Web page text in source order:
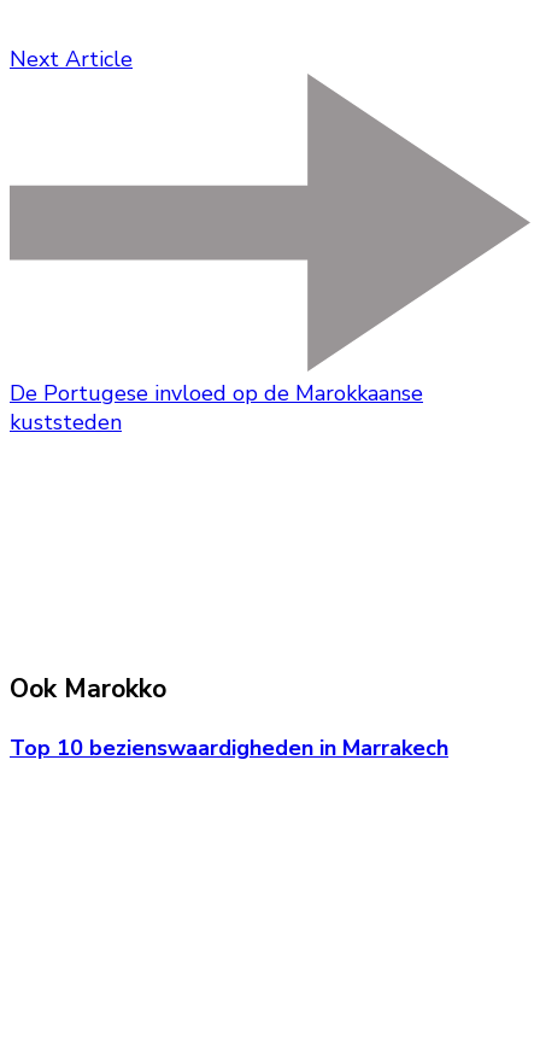
Next Article
De Portugese invloed op de Marokkaanse
kuststeden
Ook Marokko
Top 10 bezienswaardigheden in Marrakech